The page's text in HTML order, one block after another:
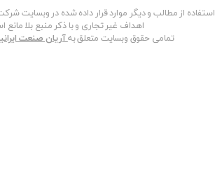
​استفاده از مطالب و دیگر موارد قرار داده شده در وبسایت
اهداف غیر تجاری و با ذکر منبع بلا مانع
تمامی حقوق وبسایت متعلق بهآریان صنعت